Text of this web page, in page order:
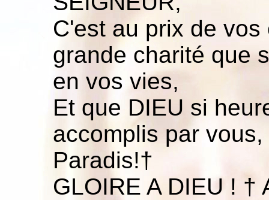
C'est au prix de
grande charité que
en vos vies,
Et que DIEU si
accomplis par
Paradis!†
GLOIRE A DIEU ! †